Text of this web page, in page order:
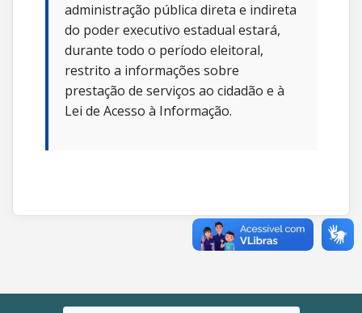
administração pública direta e indireta
do poder executivo estadual estará,
durante todo o período eleitoral,
restrito a informações sobre
prestação de serviços ao cidadão e à
Lei de Acesso à Informação.